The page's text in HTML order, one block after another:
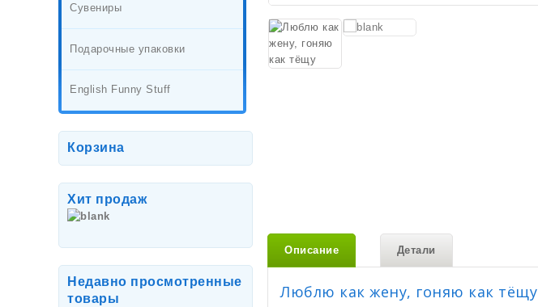
Сувениры
Подарочные упаковки
English Funny Stuff
Описание Детали
Люблю как жену, гоняю как тёщу
Корзина
Хит продаж
Недавно просмотренные
товары